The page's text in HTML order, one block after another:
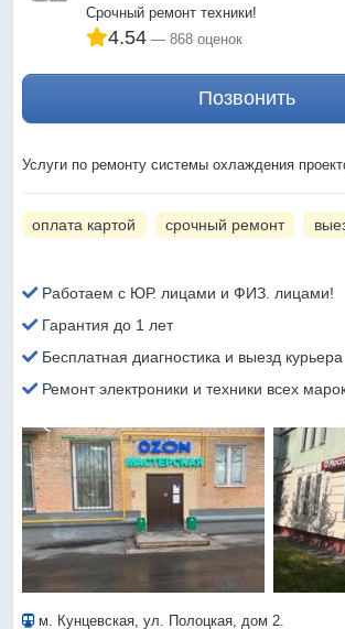
Срочный ремонт техники!
4.54 868 оценок
Позвонить
Услуги по ремонту системы охлаждения
оплата картой срочный ремонт
Работаем с ЮР. лицами и ФИЗ. лицами!
Гарантия до 1 лет
Бесплатная диагностика и выезд курьера
Ремонт электроники и техники всех
м. Кунцевская, ул. Полоцкая, дом 2.